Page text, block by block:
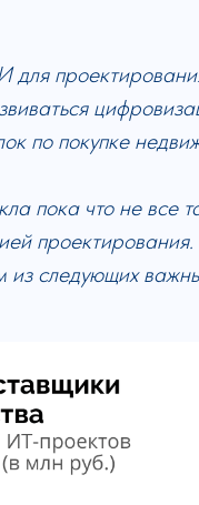
по покупке
пока что не все
следующих